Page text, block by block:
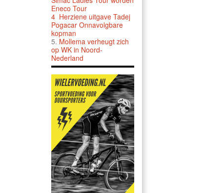
Eneco Tour
4 Herziene uitgave Tadej
Pogacar Onnavolgbare
kopman
5. Mollema verheugt zich
op WK in Noord-
Nederland